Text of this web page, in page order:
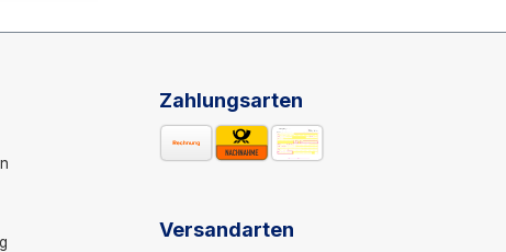
Zahlungsarten
Versandarten